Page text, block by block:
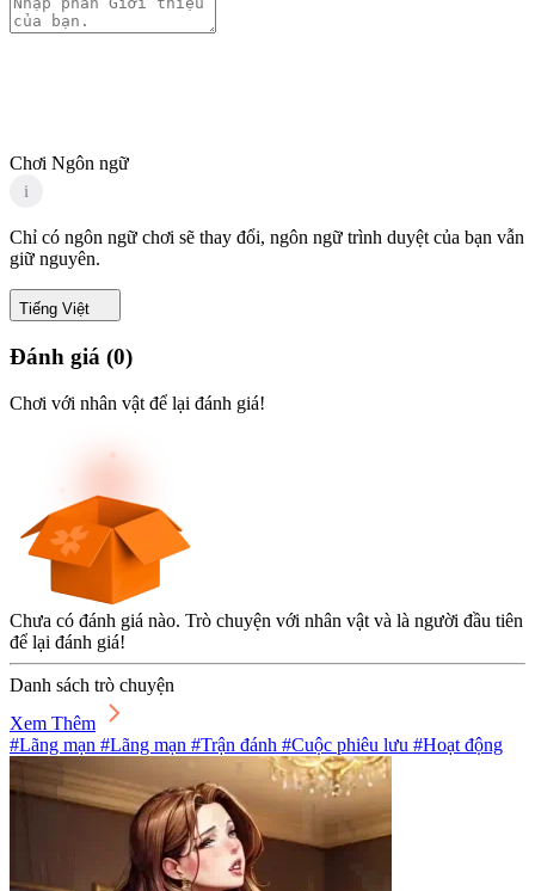
Chơi Ngôn ngữ
i
Chỉ có ngôn ngữ chơi sẽ thay đổi, ngôn ngữ trình duyệt của bạn vẫn
giữ nguyên.
Tiếng Việt
Đánh giá (0)
Chơi với nhân vật để lại đánh giá!
Chưa có đánh giá nào. Trò chuyện với nhân vật và là người đầu tiên
để lại đánh giá!
Danh sách trò chuyện
Xem Thêm
#Lãng mạn #Lãng mạn #Trận đánh #Cuộc phiêu lưu #Hoạt động